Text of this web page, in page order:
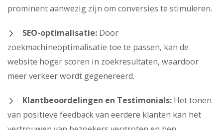
prominent aanwezig zijn om conversies te stimuleren.
SEO-optimalisatie: Door
zoekmachineoptimalisatie toe te passen, kan de
website hoger scoren in zoekresultaten, waardoor
meer verkeer wordt gegenereerd.
Klantbeoordelingen en Testimonials: Het tonen
van positieve feedback van eerdere klanten kan het